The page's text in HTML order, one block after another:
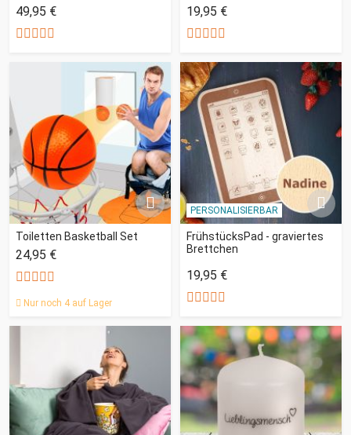
49,95 € 19,95 €
Toiletten Basketball Set
24,95 €
Nur noch 4 auf Lager
PERSONALISIERBAR
FrühstücksPad - graviertes
Brettchen
19,95 €